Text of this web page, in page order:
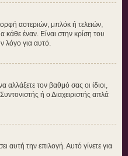
αστεριών, μπλόκ ή τελειών,
κάθε έναν. Είναι στην κρίση του
λόγο για αυτό.
αλλάξετε τον βαθμό σας οι ίδιοι,
ή ο Διαχειριστής απλά
αυτή την επιλογή. Αυτό γίνετε για